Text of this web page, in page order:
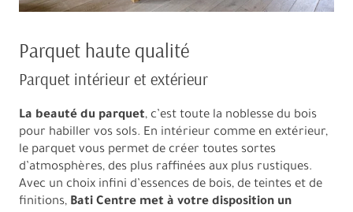
Parquet haute qualité
Parquet intérieur et extérieur
La beauté du parquet, c’est toute la noblesse du bois
pour habiller vos sols. En intérieur comme en extérieur,
le parquet vous permet de créer toutes sortes
d’atmosphères, des plus raffinées aux plus rustiques.
Avec un choix infini d’essences de bois, de teintes et de
finitions, Bati Centre met à votre disposition un